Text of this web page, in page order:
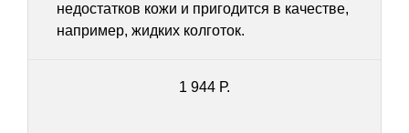
недостатков кожи и пригодится в качестве,
например, жидких колготок.
1 944 Р.